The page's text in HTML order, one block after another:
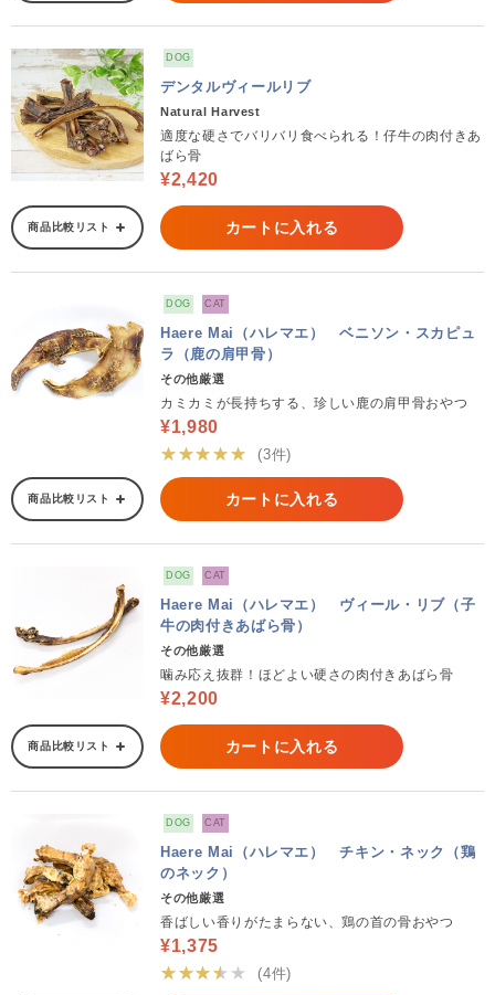
DOG
デンタルヴィールリブ
Natural Harvest
適度な硬さでバリバリ食べられる！仔牛の肉付きあ
ばら骨
¥2,420
商品比較リスト カートに入れる
DOG CAT
Haere Mai（ハレマエ） ベニソン・スカピュ
ラ（鹿の肩甲骨）
その他厳選
カミカミが長持ちする、珍しい鹿の肩甲骨おやつ
¥1,980
★★★★★
(3件)
商品比較リスト カートに入れる
DOG CAT
Haere Mai（ハレマエ） ヴィール・リブ（子
牛の肉付きあばら骨）
その他厳選
噛み応え抜群！ほどよい硬さの肉付きあばら骨
¥2,200
商品比較リスト カートに入れる
DOG CAT
Haere Mai（ハレマエ） チキン・ネック（鶏
のネック）
その他厳選
香ばしい香りがたまらない、鶏の首の骨おやつ
¥1,375
★★★★★
(4件)